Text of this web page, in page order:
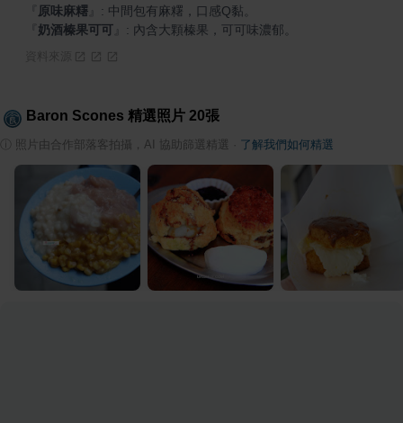
原味麻糬
奶酒榛果可可 : 內含大顆榛果，可可味濃郁。
Baron Scones 精選照片 20張
照片由合作部落客拍攝，AI 協助篩選精選 了解我們如何精選